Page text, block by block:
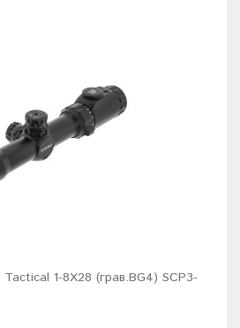
1-8X28 (грав.BG4) SCP3-